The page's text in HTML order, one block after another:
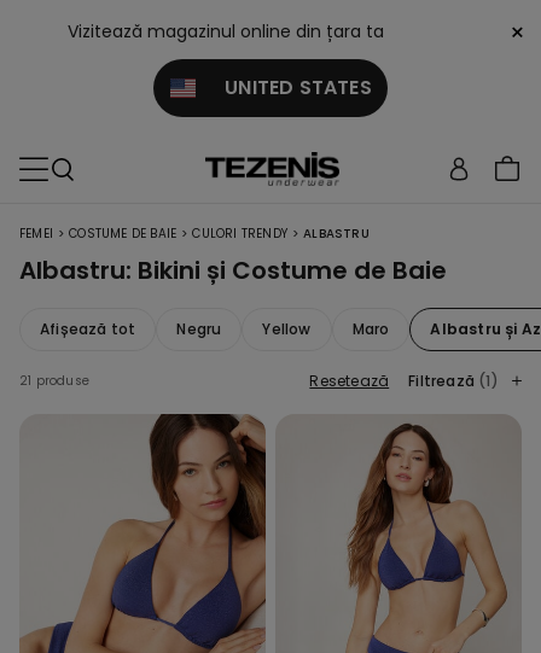
Vizitează magazinul online din țara ta
UNITED STATES
×
FEMEI > COSTUME DE BAIE > CULORI TRENDY > ALBASTRU
Albastru: Bikini și Costume de Baie
Afișează tot Negru Yellow Maro Albastru și
21 produse Resetează Filtrează (1)